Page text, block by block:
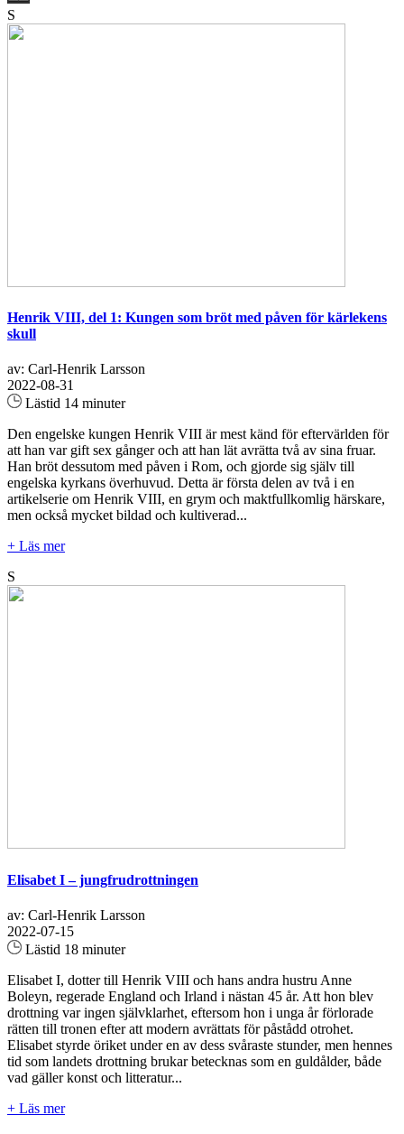
S
Henrik VIII, del 1: Kungen som bröt med påven för kärlekens
skull
av: Carl-Henrik Larsson
2022-08-31
Lästid 14 minuter
Den engelske kungen Henrik VIII är mest känd för eftervärlden för
att han var gift sex gånger och att han lät avrätta två av sina fruar.
Han bröt dessutom med påven i Rom, och gjorde sig själv till
engelska kyrkans överhuvud. Detta är första delen av två i en
artikelserie om Henrik VIII, en grym och maktfullkomlig härskare,
men också mycket bildad och kultiverad...
+ Läs mer
S
Elisabet I – jungfrudrottningen
av: Carl-Henrik Larsson
2022-07-15
Lästid 18 minuter
Elisabet I, dotter till Henrik VIII och hans andra hustru Anne
Boleyn, regerade England och Irland i nästan 45 år. Att hon blev
drottning var ingen självklarhet, eftersom hon i unga år förlorade
rätten till tronen efter att modern avrättats för påstådd otrohet.
Elisabet styrde öriket under en av dess svåraste stunder, men hennes
tid som landets drottning brukar betecknas som en guldålder, både
vad gäller konst och litteratur...
+ Läs mer